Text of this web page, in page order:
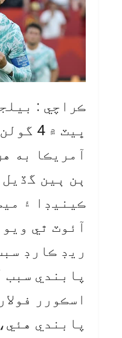
ڪراچي :
ڀيٽ ۾
آمريڪا به
ٻن ٻين
ڪينيڊا ۽
آئوٽ ٿي
ريڊ ڪارڊ
پابندي
اسڪورر
پابندي